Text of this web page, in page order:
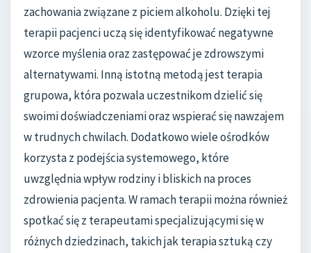
zachowania związane z piciem alkoholu. Dzięki tej
terapii pacjenci uczą się identyfikować negatywne
wzorce myślenia oraz zastępować je zdrowszymi
alternatywami. Inną istotną metodą jest terapia
grupowa, która pozwala uczestnikom dzielić się
swoimi doświadczeniami oraz wspierać się nawzajem
w trudnych chwilach. Dodatkowo wiele ośrodków
korzysta z podejścia systemowego, które
uwzględnia wpływ rodziny i bliskich na proces
zdrowienia pacjenta. W ramach terapii można również
spotkać się z terapeutami specjalizującymi się w
różnych dziedzinach, takich jak terapia sztuką czy